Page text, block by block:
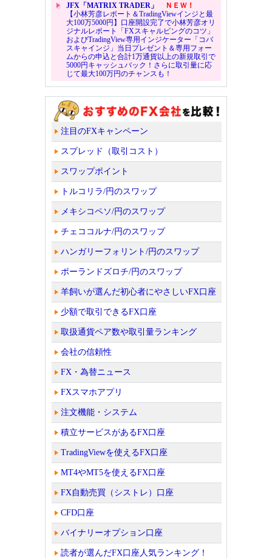
JFX「MATRIX TRADER」
ＮＥＷ！
【小林芳彦レポート＆TradingViewインジと最
大100万5000円】口座開設完了で小林芳彦オリ
ジナルレポート「FXスキャルピングのコツ」
およびTradingView専用インジケーター「コバ
スキャインジ」当日プレゼント＆専用フォー
ムからの申込と合計1万通貨以上の新規取引で
5000円キャッシュバック！さらに取引量に応
じて最大100万円のチャンスも！
注目のFXキャンペーン
スプレッド（取引コスト）
スワップポイント
トルコリラ/円のスワップ
メキシコペソ/円のスワップ
チェココルナ/円のスワップ
ハンガリーフォリント/円のスワップ
ポーランドズロチ/円のスワップ
羊飼いが選んだ初心者にやさしいFX口座
少額で取引できるFX口座
取扱通貨ペア数や取引量ランキング
会社の信頼性
FX・為替ニュース
FXスマホアプリ
注文機能・システム
積立サービスがあるFX口座
TradingViewを使えるFX口座
MT4やMT5を使えるFX口座
FX自動売買（シストレ）口座
CFD口座
バイナリーオプション口座
読者が選んだFX口座人気ランキング！